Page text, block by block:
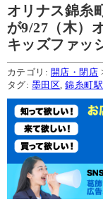
オリナス錦糸
が9/27（木）
キッズファッ
カテゴリ: 開店・閉店
タグ: 墨田区 ,錦糸町駅